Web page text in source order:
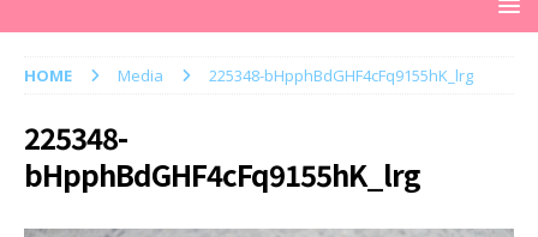
HOME Media 225348-bHpphBdGHF4cFq9155hK_lrg
225348-
bHpphBdGHF4cFq9155hK_lrg